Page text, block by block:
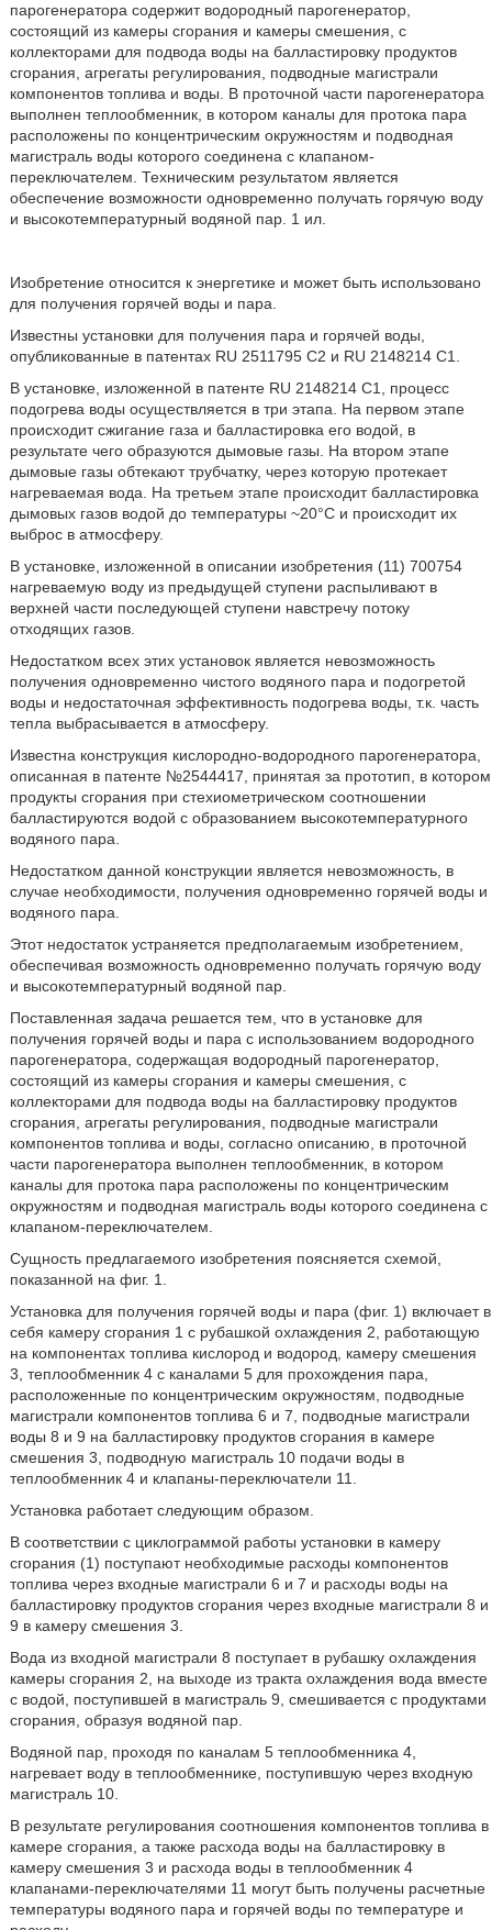
парогенератора содержит водородный парогенератор,
состоящий из камеры сгорания и камеры смешения, с
коллекторами для подвода воды на балластировку продуктов
сгорания, агрегаты регулирования, подводные магистрали
компонентов топлива и воды. В проточной части парогенератора
выполнен теплообменник, в котором каналы для протока пара
расположены по концентрическим окружностям и подводная
магистраль воды которого соединена с клапаном-
переключателем. Техническим результатом является
обеспечение возможности одновременно получать горячую воду
и высокотемпературный водяной пар. 1 ил.
Изобретение относится к энергетике и может быть использовано
для получения горячей воды и пара.
Известны установки для получения пара и горячей воды,
опубликованные в патентах RU 2511795 С2 и RU 2148214 С1.
В установке, изложенной в патенте RU 2148214 С1, процесс
подогрева воды осуществляется в три этапа. На первом этапе
происходит сжигание газа и балластировка его водой, в
результате чего образуются дымовые газы. На втором этапе
дымовые газы обтекают трубчатку, через которую протекает
нагреваемая вода. На третьем этапе происходит балластировка
дымовых газов водой до температуры ~20°С и происходит их
выброс в атмосферу.
В установке, изложенной в описании изобретения (11) 700754
нагреваемую воду из предыдущей ступени распыливают в
верхней части последующей ступени навстречу потоку
отходящих газов.
Недостатком всех этих установок является невозможность
получения одновременно чистого водяного пара и подогретой
воды и недостаточная эффективность подогрева воды, т.к. часть
тепла выбрасывается в атмосферу.
Известна конструкция кислородно-водородного парогенератора,
описанная в патенте №2544417, принятая за прототип, в котором
продукты сгорания при стехиометрическом соотношении
балластируются водой с образованием высокотемпературного
водяного пара.
Недостатком данной конструкции является невозможность, в
случае необходимости, получения одновременно горячей воды и
водяного пара.
Этот недостаток устраняется предполагаемым изобретением,
обеспечивая возможность одновременно получать горячую воду
и высокотемпературный водяной пар.
Поставленная задача решается тем, что в установке для
получения горячей воды и пара с использованием водородного
парогенератора, содержащая водородный парогенератор,
состоящий из камеры сгорания и камеры смешения, с
коллекторами для подвода воды на балластировку продуктов
сгорания, агрегаты регулирования, подводные магистрали
компонентов топлива и воды, согласно описанию, в проточной
части парогенератора выполнен теплообменник, в котором
каналы для протока пара расположены по концентрическим
окружностям и подводная магистраль воды которого соединена с
клапаном-переключателем.
Сущность предлагаемого изобретения поясняется схемой,
показанной на фиг. 1.
Установка для получения горячей воды и пара (фиг. 1) включает в
себя камеру сгорания 1 с рубашкой охлаждения 2, работающую
на компонентах топлива кислород и водород, камеру смешения
3, теплообменник 4 с каналами 5 для прохождения пара,
расположенные по концентрическим окружностям, подводные
магистрали компонентов топлива 6 и 7, подводные магистрали
воды 8 и 9 на балластировку продуктов сгорания в камере
смешения 3, подводную магистраль 10 подачи воды в
теплообменник 4 и клапаны-переключатели 11.
Установка работает следующим образом.
В соответствии с циклограммой работы установки в камеру
сгорания (1) поступают необходимые расходы компонентов
топлива через входные магистрали 6 и 7 и расходы воды на
балластировку продуктов сгорания через входные магистрали 8 и
9 в камеру смешения 3.
Вода из входной магистрали 8 поступает в рубашку охлаждения
камеры сгорания 2, на выходе из тракта охлаждения вода вместе
с водой, поступившей в магистраль 9, смешивается с продуктами
сгорания, образуя водяной пар.
Водяной пар, проходя по каналам 5 теплообменника 4,
нагревает воду в теплообменнике, поступившую через входную
магистраль 10.
В результате регулирования соотношения компонентов топлива в
камере сгорания, а также расхода воды на балластировку в
камеру смешения 3 и расхода воды в теплообменник 4
клапанами-переключателями 11 могут быть получены расчетные
температуры водяного пара и горячей воды по температуре и